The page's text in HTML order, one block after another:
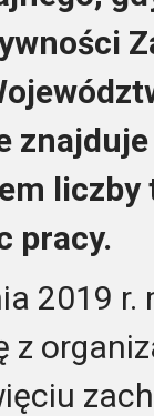
pracy.
2019 r.
z